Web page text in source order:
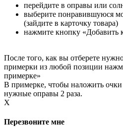
перейдите в оправы или
выберите понравившуюся
(зайдите в карточку товара)
нажмите кнопку «Добавить
После того, как вы отберете
примерки из любой позиции
примерке»
В примерке, чтобы наложить
нужные оправы 2 раза.
X
Перезвоните мне